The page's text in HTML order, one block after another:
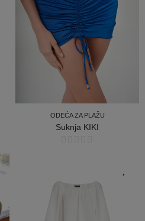
ODEĆA ZA PLAŽU
Suknja KIKI